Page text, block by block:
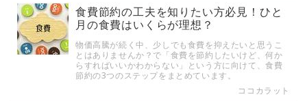
食費節約の工夫を知りたい方必見！ひと
月の食費はいくらが理想？
物価高騰が続く中、少しでも食費を抑えたいと思うこ
とはありませんか？で「食費を節約したいけど、何か
らすればいいかわからない」という方に向けて、食費
節約の3つのステップをまとめています。
ココカラット